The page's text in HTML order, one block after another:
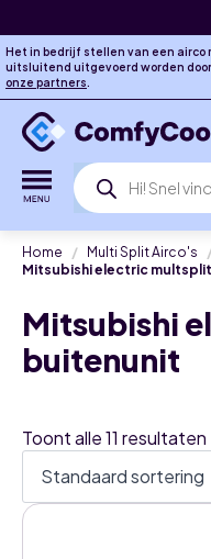
Levering in
Het in bedrijf stellen van een airco
uitsluitend uitgevoerd worden
onze partners.
Producten
zoeken
Home Multi Split Airco's
Mitsubishi electric
Mitsubishi
buitenunit
Toont alle 11 resultaten